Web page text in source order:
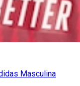
Masculina